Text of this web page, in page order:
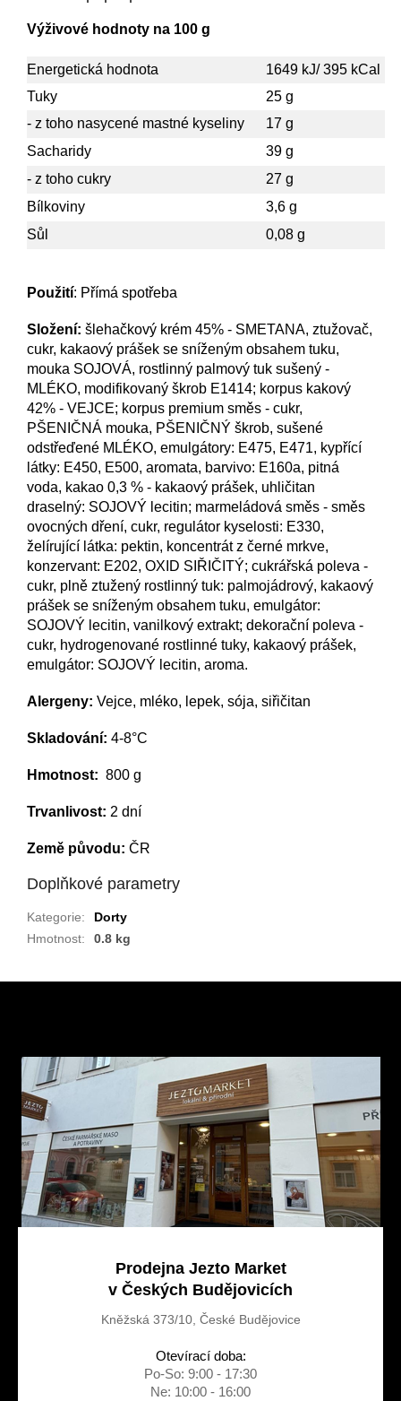
Výživové hodnoty na 100 g
Energetická hodnota
1649 kJ/ 395 kCal
Tuky
25 g
- z toho nasycené mastné kyseliny
17 g
Sacharidy
39 g
- z toho cukry
27 g
Bílkoviny
3,6 g
Sůl
0,08 g
Použití: Přímá spotřeba
Složení: šlehačkový krém 45% - SMETANA, ztužovač,
cukr, kakaový prášek se sníženým obsahem tuku,
mouka SOJOVÁ, rostlinný palmový tuk sušený -
MLÉKO, modifikovaný škrob E1414; korpus kakový
42% - VEJCE; korpus premium směs - cukr,
PŠENIČNÁ mouka, PŠENIČNÝ škrob, sušené
odstřeďené MLÉKO, emulgátory: E475, E471, kypřící
látky: E450, E500, aromata, barvivo: E160a, pitná
voda, kakao 0,3 % - kakaový prášek, uhličitan
draselný: SOJOVÝ lecitin; marmeládová směs - směs
ovocných dření, cukr, regulátor kyselosti: E330,
želírující látka: pektin, koncentrát z černé mrkve,
konzervant: E202, OXID SIŘIČITÝ; cukrářská poleva -
cukr, plně ztužený rostlinný tuk: palmojádrový, kakaový
prášek se sníženým obsahem tuku, emulgátor:
SOJOVÝ lecitin, vanilkový extrakt; dekorační poleva -
cukr, hydrogenované rostlinné tuky, kakaový prášek,
emulgátor: SOJOVÝ lecitin, aroma.
Alergeny: Vejce, mléko, lepek, sója, siřičitan
Skladování: 4-8°C
Hmotnost: 800 g
Trvanlivost: 2 dní
Země původu: ČR
Doplňkové parametry
Kategorie:
Dorty
Hmotnost: 0.8 kg
Prodejna Jezto Market
v Českých Budějovicích
Kněžská 373/10, České Budějovice
Otevírací doba:
Po-So: 9:00 - 17:30
Ne: 10:00 - 16:00